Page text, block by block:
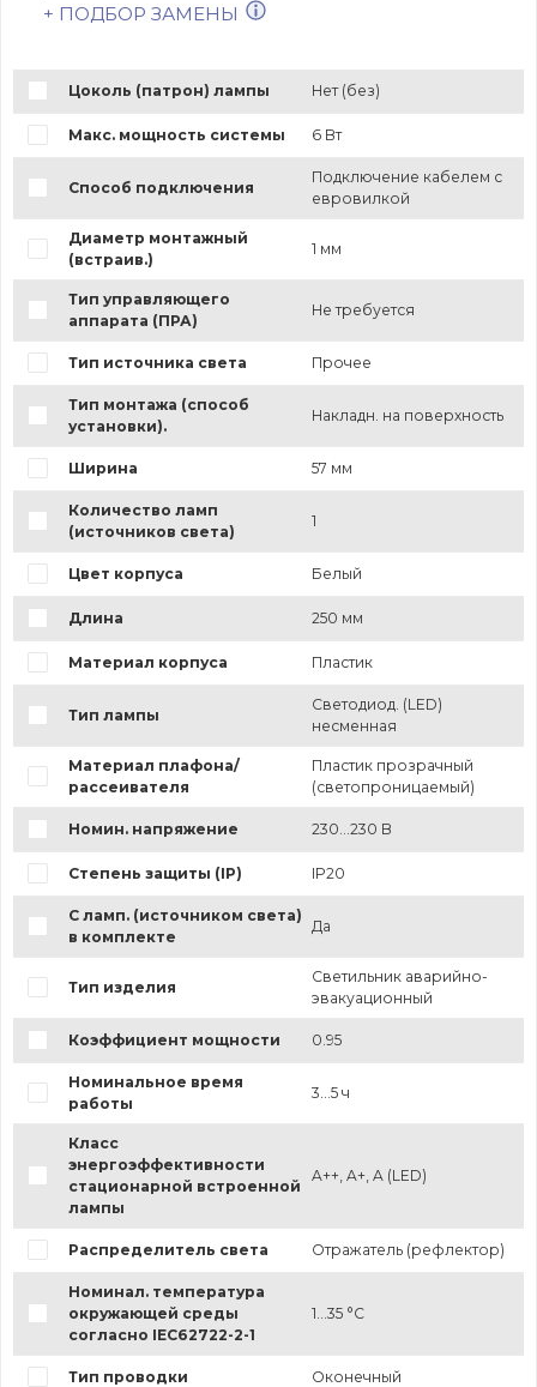
+ ПОДБОР ЗАМЕНЫ
Цоколь (патрон) лампы Нет (без)
Макс. мощность системы 6 Вт
Способ подключения
Подключение кабелем с
евровилкой
Диаметр монтажный
(встраив.)
1 мм
Тип управляющего
аппарата (ПРА)
Не требуется
Тип источника света Прочее
Тип монтажа (способ
установки).
Накладн. на поверхность
Ширина 57 мм
Количество ламп
(источников света)
1
Цвет корпуса Белый
Длина 250 мм
Материал корпуса Пластик
Тип лампы
Светодиод. (LED)
несменная
Материал плафона/
рассеивателя
Пластик прозрачный
(светопроницаемый)
Номин. напряжение 230...230 В
Степень защиты (IP) IP20
С ламп. (источником света)
в комплекте
Да
Тип изделия
Светильник аварийно-
эвакуационный
Коэффициент мощности 0.95
Номинальное время
работы
3...5 ч
Класс
энергоэффективности
стационарной встроенной
лампы
A++, A+, A (LED)
Распределитель света Отражатель (рефлектор)
Номинал. температура
окружающей среды
согласно IEC62722-2-1
1...35 °C
Тип проводки Оконечный